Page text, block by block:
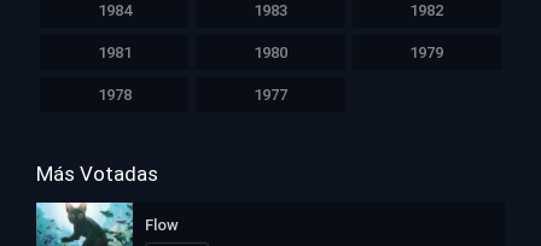
1984 1983 1982
1981 1980 1979
1978 1977
Más Votadas
Flow